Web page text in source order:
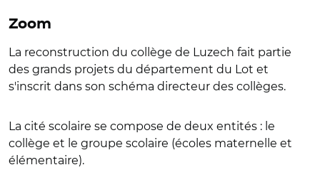
Zoom
La reconstruction du collège de Luzech fait partie
des grands projets du département du Lot et
s'inscrit dans son schéma directeur des collèges.
La cité scolaire se compose de deux entités : le
collège et le groupe scolaire (écoles maternelle et
élémentaire).